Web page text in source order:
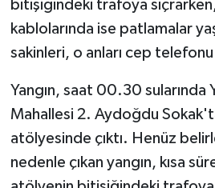
bitişiğindeki trafoya
kablolarında ise patlamalar
sakinleri, o anları cep
Yangın, saat 00.30 sularında
Mahallesi 2. Aydoğdu
atölyesinde çıktı. Henüz
nedenle çıkan yangın, kısa